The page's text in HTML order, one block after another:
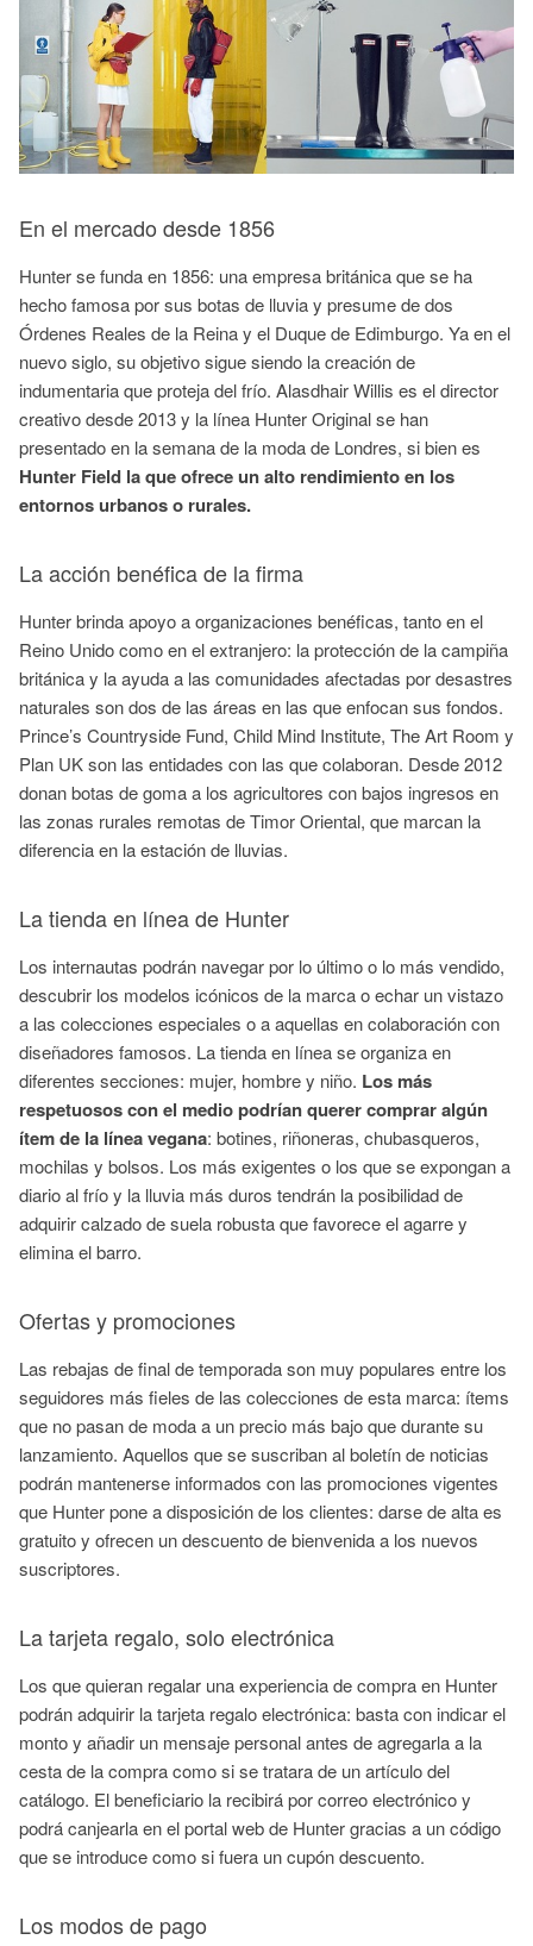
En el mercado desde 1856
Hunter se funda en 1856: una empresa británica que se ha
hecho famosa por sus botas de lluvia y presume de dos
Órdenes Reales de la Reina y el Duque de Edimburgo. Ya en el
nuevo siglo, su objetivo sigue siendo la creación de
indumentaria que proteja del frío. Alasdhair Willis es el director
creativo desde 2013 y la línea Hunter Original se han
presentado en la semana de la moda de Londres, si bien es
Hunter Field la que ofrece un alto rendimiento en los
entornos urbanos o rurales.
La acción benéfica de la firma
Hunter brinda apoyo a organizaciones benéficas, tanto en el
Reino Unido como en el extranjero: la protección de la campiña
británica y la ayuda a las comunidades afectadas por desastres
naturales son dos de las áreas en las que enfocan sus fondos.
Prince’s Countryside Fund, Child Mind Institute, The Art Room y
Plan UK son las entidades con las que colaboran. Desde 2012
donan botas de goma a los agricultores con bajos ingresos en
las zonas rurales remotas de Timor Oriental, que marcan la
diferencia en la estación de lluvias.
La tienda en línea de Hunter
Los internautas podrán navegar por lo último o lo más vendido,
descubrir los modelos icónicos de la marca o echar un vistazo
a las colecciones especiales o a aquellas en colaboración con
diseñadores famosos. La tienda en línea se organiza en
diferentes secciones: mujer, hombre y niño. Los más
respetuosos con el medio podrían querer comprar algún
ítem de la línea vegana: botines, riñoneras, chubasqueros,
mochilas y bolsos. Los más exigentes o los que se expongan a
diario al frío y la lluvia más duros tendrán la posibilidad de
adquirir calzado de suela robusta que favorece el agarre y
elimina el barro.
Ofertas y promociones
Las rebajas de final de temporada son muy populares entre los
seguidores más fieles de las colecciones de esta marca: ítems
que no pasan de moda a un precio más bajo que durante su
lanzamiento. Aquellos que se suscriban al boletín de noticias
podrán mantenerse informados con las promociones vigentes
que Hunter pone a disposición de los clientes: darse de alta es
gratuito y ofrecen un descuento de bienvenida a los nuevos
suscriptores.
La tarjeta regalo, solo electrónica
Los que quieran regalar una experiencia de compra en Hunter
podrán adquirir la tarjeta regalo electrónica: basta con indicar el
monto y añadir un mensaje personal antes de agregarla a la
cesta de la compra como si se tratara de un artículo del
catálogo. El beneficiario la recibirá por correo electrónico y
podrá canjearla en el portal web de Hunter gracias a un código
que se introduce como si fuera un cupón descuento.
Los modos de pago